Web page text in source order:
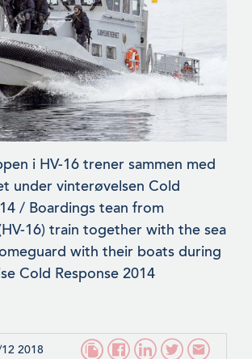
i HV-16 trener sammen med
under vinterøvelsen Cold
/ Boardings tean from
16) train together with the sea
with their boats during
Cold Response 2014
2018